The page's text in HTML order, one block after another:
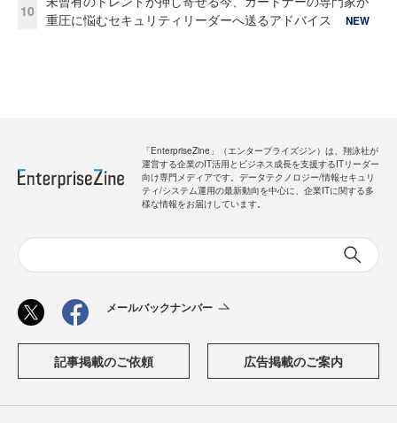
10
重圧に悩むセキュリティリーダーへ送るアドバイス
NEW
「EnterpriseZine」（エンタープライズジン）は、翔泳社が
運営する企業のIT活用とビジネス成長を支援するITリーダー
向け専門メディアです。データテクノロジー/情報セキュリ
ティ/システム運用の最新動向を中心に、企業ITに関する多
様な情報をお届けしています。
メールバックナンバー
記事掲載のご依頼 広告掲載のご案内